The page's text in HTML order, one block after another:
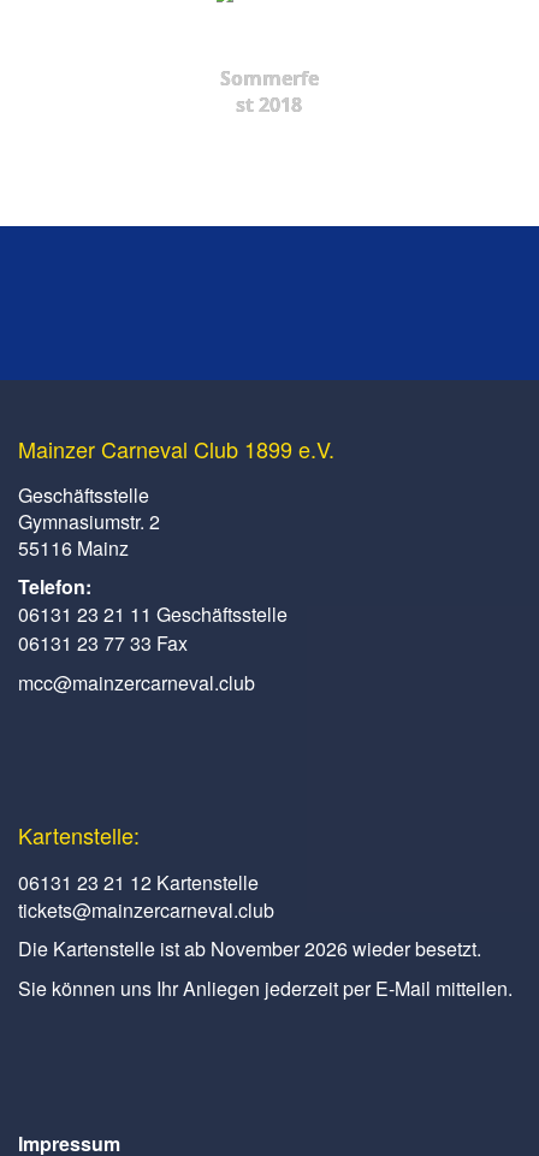
Sommerfe
st 2018
Mainzer Carneval Club 1899 e.V.
Geschäftsstelle
Gymnasiumstr. 2
55116 Mainz
Telefon:
06131 23 21 11 Geschäftsstelle
06131 23 77 33 Fax
mcc@mainzercarneval.club
Kartenstelle:
06131 23 21 12 Kartenstelle
tickets@mainzercarneval.club
Die Kartenstelle ist ab November 2026 wieder besetzt.
Sie können uns Ihr Anliegen jederzeit per E-Mail mitteilen.
Impressum